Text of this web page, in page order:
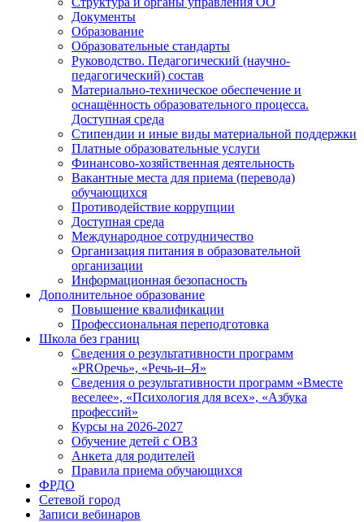
Документы
Образование
Образовательные стандарты
Руководство. Педагогический (научно-
педагогический) состав
Материально-техническое обеспечение и
оснащённость образовательного процесса.
Доступная среда
Стипендии и иные виды материальной поддержки
Платные образовательные услуги
Финансово-хозяйственная деятельность
Вакантные места для приема (перевода)
обучающихся
Противодействие коррупции
Доступная среда
Международное сотрудничество
Организация питания в образовательной
организации
Информационная безопасность
Дополнительное образование
Повышение квалификации
Профессиональная переподготовка
Школа без границ
Сведения о результативности программ
«PROречь», «Речь-и–Я»
Сведения о результативности программ «Вместе
веселее», «Психология для всех», «Азбука
профессий»
Курсы на 2026-2027
Обучение детей с ОВЗ
Анкета для родителей
Правила приема обучающихся
ФРДО
Сетевой город
Записи вебинаров